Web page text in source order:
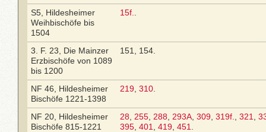
S5, Hildesheimer
Weihbischöfe bis
1504
15f.
3. F. 23, Die Mainzer
Erzbischöfe von 1089
bis 1200
151, 154.
NF 46, Hildesheimer
Bischöfe 1221-1398
219 310
NF 20, Hildesheimer
Bischöfe 815-1221
28 255 288 293A 309 319f. 321
395 401 419 451